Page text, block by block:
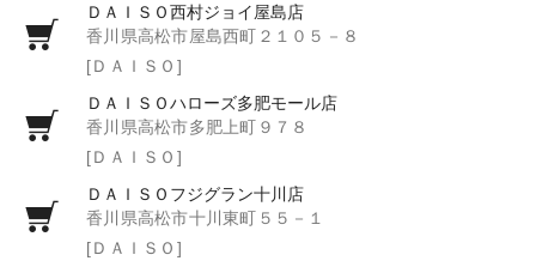
ＤＡＩＳＯ西村ジョイ屋島店
香川県高松市屋島西町２１０５－８
[ＤＡＩＳＯ]
ＤＡＩＳＯハローズ多肥モール店
香川県高松市多肥上町９７８
[ＤＡＩＳＯ]
ＤＡＩＳＯフジグラン十川店
香川県高松市十川東町５５－１
[ＤＡＩＳＯ]